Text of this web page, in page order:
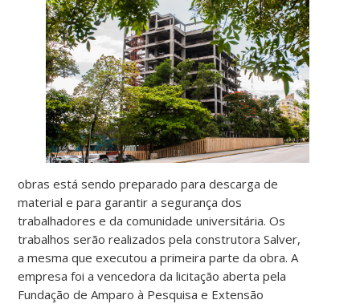
obras está sendo preparado para descarga de
material e para garantir a segurança dos
trabalhadores e da comunidade universitária. Os
trabalhos serão realizados pela construtora Salver,
a mesma que executou a primeira parte da obra. A
empresa foi a vencedora da licitação aberta pela
Fundação de Amparo à Pesquisa e Extensão